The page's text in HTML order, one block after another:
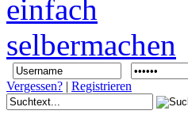
Vergessen? | Registrieren